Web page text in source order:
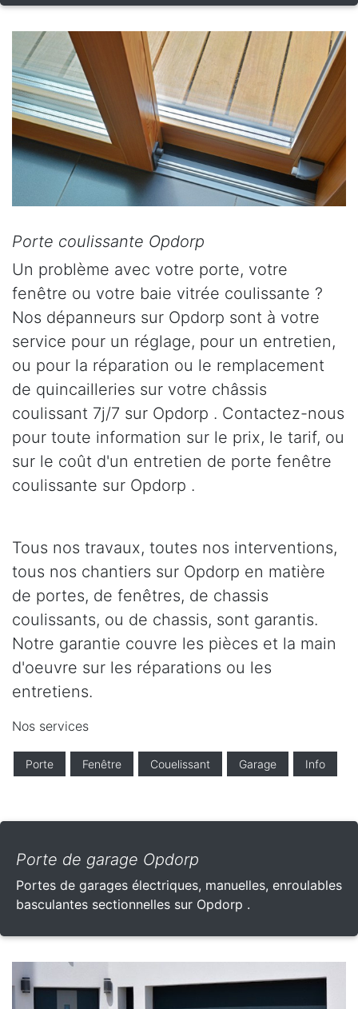
Porte coulissante Opdorp
Un problème avec votre porte, votre
fenêtre ou votre baie vitrée coulissante ?
Nos dépanneurs sur Opdorp sont à votre
service pour un réglage, pour un entretien,
ou pour la réparation ou le remplacement
de quincailleries sur votre châssis
coulissant 7j/7 sur Opdorp . Contactez-nous
pour toute information sur le prix, le tarif, ou
sur le coût d'un entretien de porte fenêtre
coulissante sur Opdorp .
Tous nos travaux, toutes nos interventions,
tous nos chantiers sur Opdorp en matière
de portes, de fenêtres, de chassis
coulissants, ou de chassis, sont garantis.
Notre garantie couvre les pièces et la main
d'oeuvre sur les réparations ou les
entretiens.
Nos services
Porte Fenêtre Couelissant Garage Info
Porte de garage Opdorp
Portes de garages électriques, manuelles, enroulables
basculantes sectionnelles sur Opdorp .